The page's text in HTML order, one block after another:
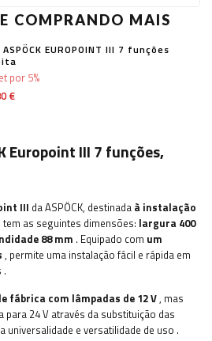
COMPRANDO MAIS
EUROPOINT III 7 funções
€
por 5%
Europoint III 7 funções,
III da ASPÖCK, destinada à instalação
tem as seguintes dimensões: largura 400
88 mm . Equipado com um
, permite uma instalação fácil e rápida em
.
fábrica com lâmpadas de 12 V, mas
para 24 V através da substituição das
universalidade e versatilidade de uso .